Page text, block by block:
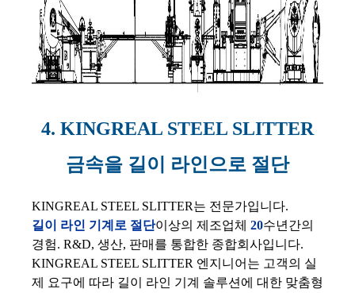
4. KINGREAL STEEL SLITTER
금속을 길이 라인으로 절단
KINGREAL STEEL SLITTER는 전문가입니다.
길이 라인 기계로 절단이상의 제조업체 20수년간의
경험. R&D, 생산, 판매를 통합한 종합회사입니다.
KINGREAL STEEL SLITTER 엔지니어는 고객의 실
제 요구에 따라 길이 라인 기계 솔루션에 대한 맞춤형